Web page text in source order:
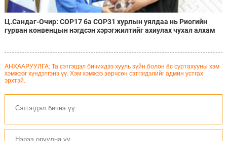
Ц.Сандаг-Очир: COP17 ба COP31 хурлын уялдаа нь Риогийн
гурван конвенцын нэгдсэн хэрэгжилтийг ахиулах чухал алхам
АНХААРУУЛГА: Та сэтгэгдэл бичихдээ хууль зүйн болон ёс суртахууны хэм
хэмжээг хүндэтгэнэ үү. Хэм хэмжээ зөрчсөн сэтгэгдэлийг админ устгах
эрхтэй.